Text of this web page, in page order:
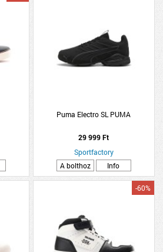
Puma Electro SL PUMA
29 999 Ft
Sportfactory
A bolthoz
Info
-60%